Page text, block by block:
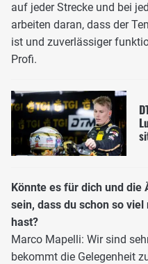
auf jeder Strecke und bei
arbeiten daran, dass der
ist und zuverlässiger
Profi.
Könnte es für dich und die
sein, dass du schon so
hast?
Marco Mapelli: Wir sind
bekommt die Gelegenheit